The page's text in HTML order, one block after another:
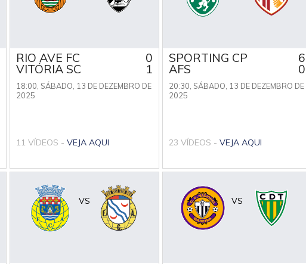
RIO AVE FC 0
VITÓRIA SC 1
18:00, SÁBADO, 13 DE DEZEMBRO DE
2025
11 VÍDEOS - VEJA AQUI
SPORTING CP 6
AFS 0
20:30, SÁBADO, 13 DE DEZEMBRO DE
2025
23 VÍDEOS - VEJA AQUI
VS VS